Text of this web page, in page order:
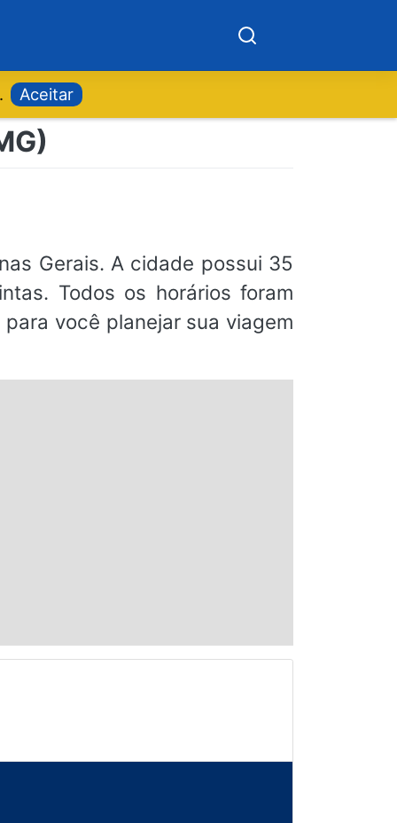
Aceitar
Gerais. A cidade possui 35
Todos os horários foram
você planejar sua viagem